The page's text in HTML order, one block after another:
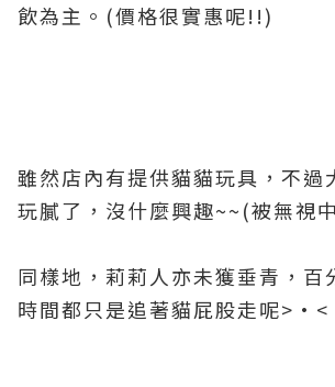
飲為主。(價格很實惠呢!!)
雖然店內有提供貓貓玩具，不過
玩膩了，沒什麼興趣~~(被無視
同樣地，莉莉人亦未獲垂青，百
時間都只是追著貓屁股走呢>•<